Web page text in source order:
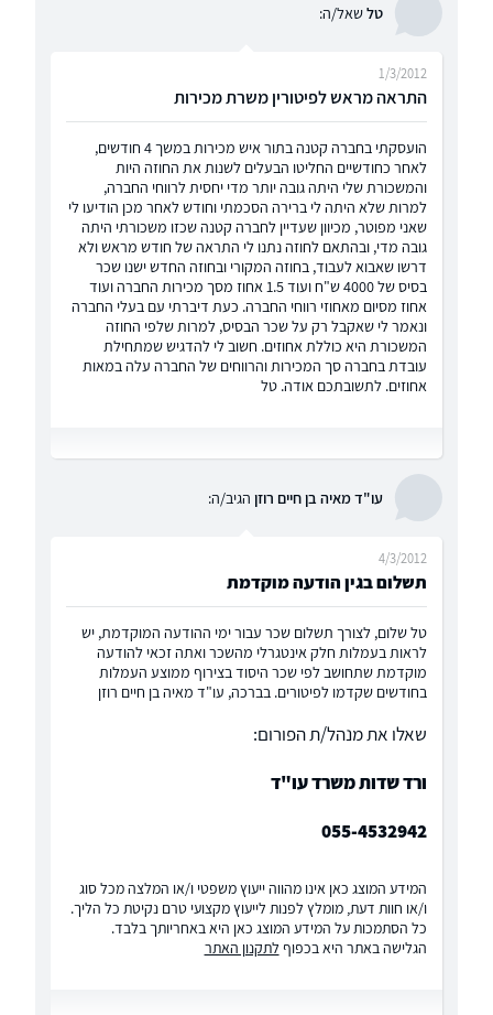
טלשאל/ה:
התראה מראש לפיטורין משרת מכירות
1/3/2012
הועסקתי בחברה קטנה בתור איש מכירות במשך 4 חודשים,
לאחר כחודשיים החליטו הבעלים לשנות את החוזה היות
והמשכורת שלי היתה גובה יותר מדי יחסית לרווחי החברה,
למרות שלא היתה לי ברירה הסכמתי וחודש לאחר מכן הודיעו לי
שאני מפוטר, מכיוון שעדיין לחברה קטנה שכזו משכורתי היתה
גובה מדי, ובהתאם לחוזה נתנו לי התראה של חודש מראש ולא
דרשו שאבוא לעבוד, בחוזה המקורי ובחוזה החדש ישנו שכר
בסיס של 4000 ש"ח ועוד 1.5 אחוז מסך מכירות החברה ועוד
אחוז מסיום מאחוזי רווחי החברה. כעת דיברתי עם בעלי החברה
ונאמר לי שאקבל רק על שכר הבסיס, למרות שלפי החוזה
המשכורת היא כוללת אחוזים. חשוב לי להדגיש שמתחילת
עובדת בחברה סך המכירות והרווחים של החברה עלה במאות
אחוזים. לתשובתכם אודה. טל
עו"ד מאיה בן חיים רוזן הגיב/ה:
תשלום בגין הודעה מוקדמת
4/3/2012
טל שלום, לצורך תשלום שכר עבור ימי ההודעה המוקדמת, יש
לראות בעמלות חלק אינטגרלי מהשכר ואתה זכאי להודעה
מוקדמת שתחושב לפי שכר היסוד בצירוף ממוצע העמלות
בחודשים שקדמו לפיטורים. בברכה, עו"ד מאיה בן חיים רוזן
שאלו את מנהל/ת הפורום:
ורד שדות משרד עו"ד
055-4532942
המידע המוצג כאן אינו מהווה ייעוץ משפטי ו/או המלצה מכל סוג
ו/או חוות דעת, מומלץ לפנות לייעוץ מקצועי טרם נקיטת כל הליך.
כל הסתמכות על המידע המוצג כאן היא באחריותך בלבד.
הגלישה באתר היא בכפוף לתקנון האתר